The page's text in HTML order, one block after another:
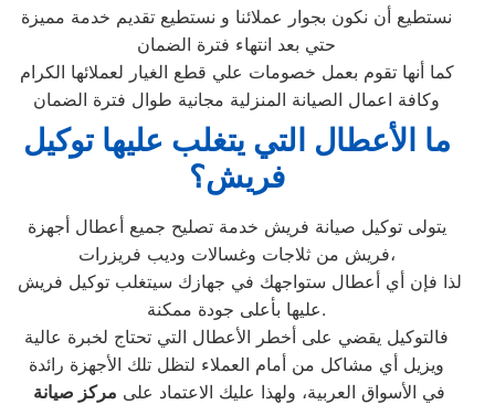
نستطيع أن نكون بجوار عملائنا و نستطيع تقديم خدمة مميزة
حتي بعد انتهاء فترة الضمان
كما أنها تقوم بعمل خصومات علي قطع الغيار لعملائها الكرام
وكافة اعمال الصيانة المنزلية مجانية طوال فترة الضمان
ما الأعطال التي يتغلب عليها توكيل
فريش؟
يتولى توكيل صيانة فريش خدمة تصليح جميع أعطال أجهزة
فريش من ثلاجات وغسالات وديب فريزرات،
عليها بأعلى جودة ممكنة.
فالتوكيل يقضي على أخطر الأعطال التي تحتاج لخبرة عالية
ويزيل أي مشاكل من أمام العملاء لتظل تلك الأجهزة رائدة
في الأسواق العربية، ولهذا عليك الاعتماد على مركز صيانة